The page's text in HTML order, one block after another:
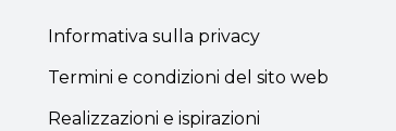
Informativa sulla privacy
Termini e condizioni del sito web
Realizzazioni e ispirazioni